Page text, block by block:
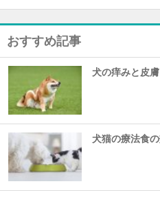
おすすめ記事
犬の痒みと皮
犬猫の療法食